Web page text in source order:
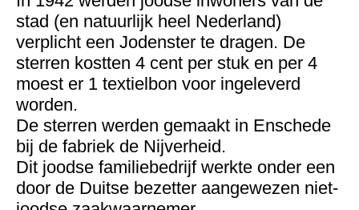
stad (en natuurlijk heel Nederland)
verplicht een Jodenster te dragen. De
sterren kostten 4 cent per stuk en per 4
moest er 1 textielbon voor ingeleverd
worden.
De sterren werden gemaakt in Enschede
bij de fabriek de Nijverheid.
Dit joodse familiebedrijf werkte onder een
door de Duitse bezetter aangewezen niet-